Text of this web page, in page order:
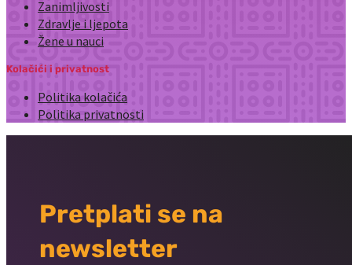
Zanimljivosti
Zdravlje i ljepota
Žene u nauci
Kolačići i privatnost
Politika kolačića
Politika privatnosti
Pretplati se na
newsletter